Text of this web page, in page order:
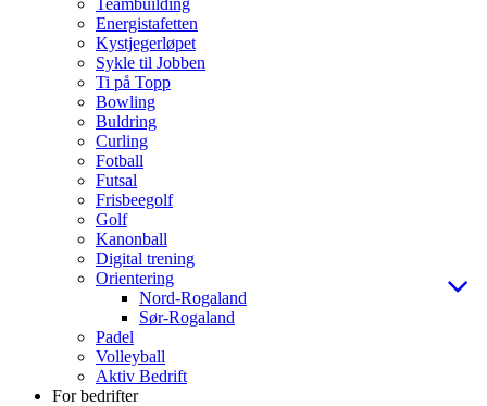
Teambuilding
Energistafetten
Kystjegerløpet
Sykle til Jobben
Ti på Topp
Bowling
Buldring
Curling
Fotball
Futsal
Frisbeegolf
Golf
Kanonball
Digital trening
Orientering
Nord-Rogaland
Sør-Rogaland
Padel
Volleyball
Aktiv Bedrift
For bedrifter